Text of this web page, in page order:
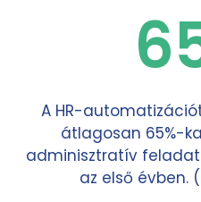
A HR-
átlagosan 65%-
adminisztratív
az első évben.